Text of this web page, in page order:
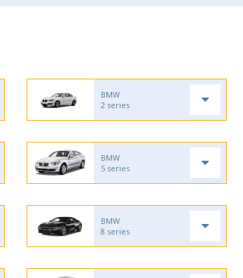
BMW
2 series
BMW
5 series
BMW
8 series